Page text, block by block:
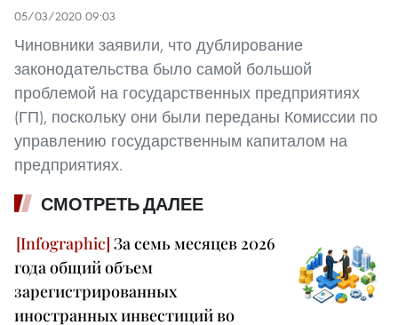
05/03/2020 09:03
Чиновники заявили, что дублирование
законодательства было самой большой
проблемой на государственных предприятиях
(ГП), поскольку они были переданы Комиссии по
управлению государственным капиталом на
предприятиях.
СМОТРЕТЬ ДАЛЕЕ
За семь месяцев 2026
года общий объем
зарегистрированных
иностранных инвестиций во